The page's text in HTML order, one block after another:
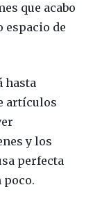
que acabo
espacio de
hasta
artículos
y los
perfecta
poco.